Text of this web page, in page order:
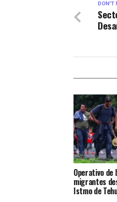
DON'T
Operativo de
migrantes
Istmo de